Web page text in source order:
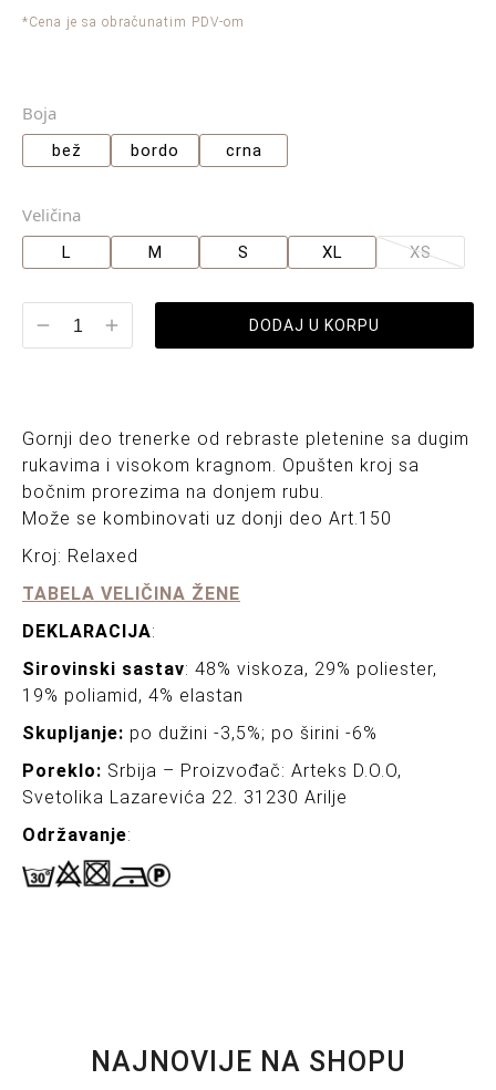
*Cena je sa obračunatim PDV-om
Boja
bež bordo crna
Veličina
L M S XL XS
DODAJ U KORPU
Gornji deo trenerke od rebraste pletenine sa dugim
rukavima i visokom kragnom. Opušten kroj sa
bočnim prorezima na donjem rubu.
Može se kombinovati uz donji deo Art.150
Kroj: Relaxed
TABELA VELIČINA ŽENE
DEKLARACIJA:
Sirovinski sastav: 48% viskoza, 29% poliester,
19% poliamid, 4% elastan
Skupljanje: po dužini -3,5%; po širini -6%
Poreklo: Srbija – Proizvođač: Arteks D.O.O,
Svetolika Lazarevića 22. 31230 Arilje
Održavanje:
NAJNOVIJE NA SHOPU